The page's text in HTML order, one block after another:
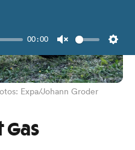
00:00
Unmute
Expa/Johann Groder